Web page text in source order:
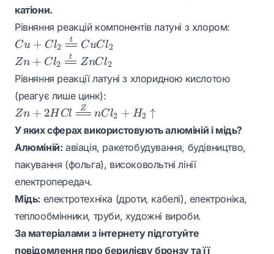
катіони.
Рівняння реакцій компонентів латуні з хлором:
Cu + Cl_2
\xlongequal{t}
CuCl_2
Cu + Cl2
t CuCl2
Zn + Cl_2
\xlongequal{t}
Zn + Cl2
t ZnCl2
Рівняння реакції латуні з хлоридною кислотою
(реагує лише цинк):
Zn + 2HCl
\xlongequal
ZnCl_2 +
H_2\uparrow
Zn + 2H Cl Z nCl2 + H2 ↑
У яких сферах використовують алюміній і мідь?
Алюміній: авіація, ракетобудування, будівництво,
пакування (фольга), високовольтні лінії
електропередач.
Мідь: електротехніка (дроти, кабелі), електроніка,
теплообмінники, труби, художні вироби.
За матеріалами з інтернету підготуйте
повідомлення про берилієву бронзу та її